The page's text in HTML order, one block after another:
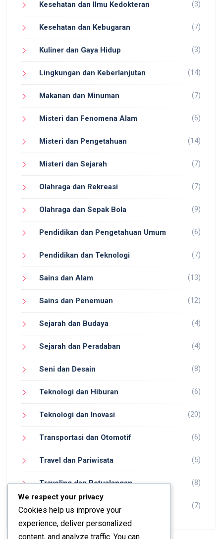
Kesehatan dan Ilmu Kedokteran (3)
Kesehatan dan Kebugaran (7)
Kuliner dan Gaya Hidup (3)
Lingkungan dan Keberlanjutan (14)
Makanan dan Minuman (7)
Misteri dan Fenomena Alam (6)
Misteri dan Pengetahuan (14)
Misteri dan Sejarah (7)
Olahraga dan Rekreasi (7)
Olahraga dan Sepak Bola (9)
Pendidikan dan Pengetahuan Umum (6)
Pendidikan dan Teknologi (7)
Sains dan Alam (13)
Sains dan Penemuan (12)
Sejarah dan Budaya (4)
Sejarah dan Peradaban (4)
Seni dan Desain (8)
Teknologi dan Hiburan (6)
Teknologi dan Inovasi (20)
Transportasi dan Otomotif (6)
Travel dan Pariwisata (5)
Traveling dan Petualangan (8)
Wisata dan Petualangan (7)
We respect your privacy
Cookies help us improve your
experience, deliver personalized
content, and analyze traffic. You can